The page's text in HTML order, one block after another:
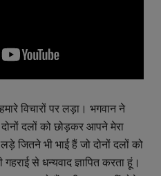
विचारों पर लड़ा। भगवान ने
दोनों दलों को छोड़कर आपने मेरा
जितने भी भाई हैं जो दोनों दलों को
से धन्यवाद ज्ञापित करता हूं।